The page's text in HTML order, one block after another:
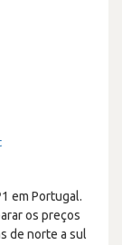
em Portugal.
os preços
de norte a sul